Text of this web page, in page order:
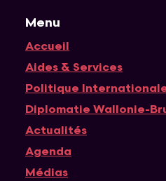
Menu
Accueil
Navigation
Aides & Services
Politique
Diplomatie Wallonie-
Actualités
Agenda
Médias